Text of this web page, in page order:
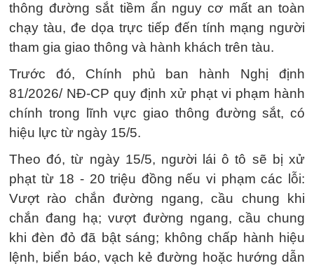
thông đường sắt tiềm ẩn nguy cơ mất an toàn
chạy tàu, đe dọa trực tiếp đến tính mạng người
tham gia giao thông và hành khách trên tàu.
Trước đó, Chính phủ ban hành Nghị định
81/2026/ NĐ-CP quy định xử phạt vi phạm hành
chính trong lĩnh vực giao thông đường sắt, có
hiệu lực từ ngày 15/5.
Theo đó, từ ngày 15/5, người lái ô tô sẽ bị xử
phạt từ 18 - 20 triệu đồng nếu vi phạm các lỗi:
Vượt rào chắn đường ngang, cầu chung khi
chắn đang hạ; vượt đường ngang, cầu chung
khi đèn đỏ đã bật sáng; không chấp hành hiệu
lệnh, biển báo, vạch kẻ đường hoặc hướng dẫn